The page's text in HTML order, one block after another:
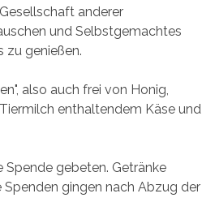
anderer
und Selbstgemachtes
zu genießen.
also auch frei von Honig,
enthaltendem Käse und
Spende gebeten. Getränke
gingen nach Abzug der